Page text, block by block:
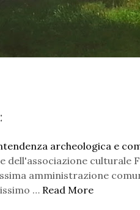
archeologica e
dell'associazione culturale
amministrazione
… Read More